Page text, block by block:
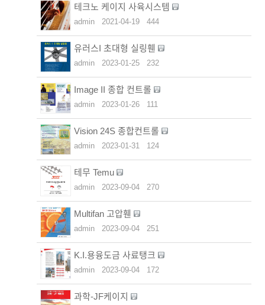
테크노 케이지 사육시스템
admin 2021-04-19 444
유러스I 초대형 실링휀
admin 2023-01-25 232
Image II 종합 컨트롤
admin 2023-01-26 111
Vision 24S 종합컨트롤
admin 2023-01-31 124
테무 Temu
admin 2023-09-04 270
Multifan 고압휀
admin 2023-09-04 251
K.I.용융도금 사료탱크
admin 2023-09-04 172
과학-JF케이지